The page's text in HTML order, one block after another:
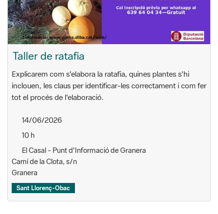
Taller de ratafia
Explicarem com s'elabora la ratafia, quines plantes s'hi
inclouen, les claus per identificar-les correctament i com fer
tot el procés de l'elaboració.
14/06/2026
10 h
El Casal - Punt d'Informació de Granera
Camí de la Clota, s/n
Granera
Sant Llorenç-Obac